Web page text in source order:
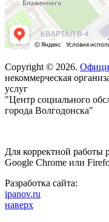
Copyright © 2026.
некоммерческая
услуг
"Центр социального
города Волгодонска"
Для корректной работы
Google Chrome или
Разработка сайта:
ipanov.ru
наверх